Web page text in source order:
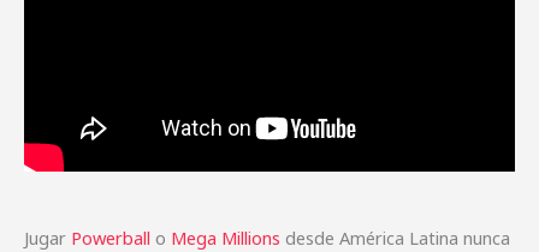
Jugar Powerball o Mega Millions desde América Latina nunca